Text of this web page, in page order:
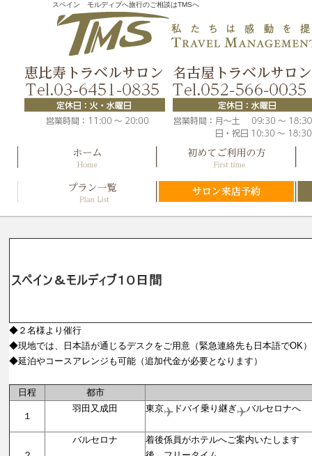
スペイン モルディブへ旅行のご相談はTMSへ
◆２名様より催行
◆現地では、日本語が通じるデスクをご用意（緊急連絡先も日本語でOK）
◆延泊やコースアレンジも可能（追加代金が必要となります）
日程 都市
１
羽田又成田 東京 ドバイ乗り継ぎ
バルセロナへ
バルセロナ
着後係員がホテルへご案内いたします